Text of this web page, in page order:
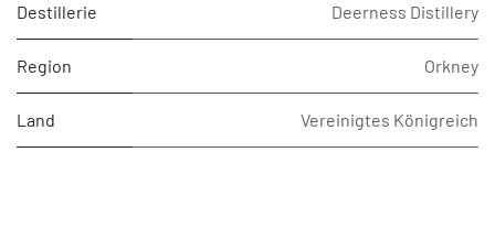
Destillerie Deerness Distillery
Region Orkney
Land Vereinigtes Königreich